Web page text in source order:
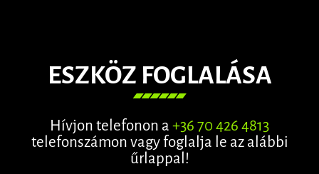
ESZKÖZ FOGLALÁSA
Hívjon telefonon a +36 70 426 4813
telefonszámon vagy foglalja le az alábbi
űrlappal!